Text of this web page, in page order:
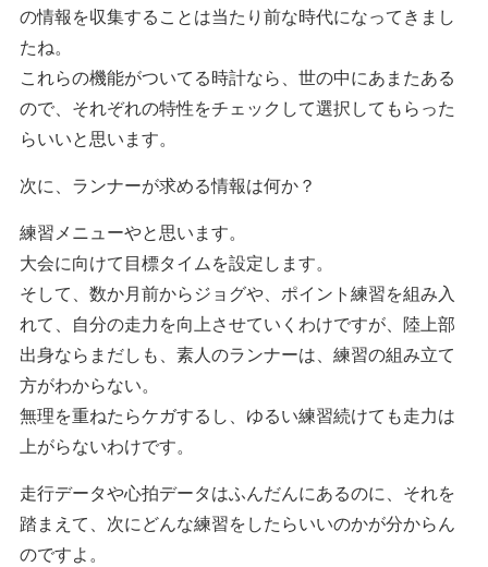
の情報を収集することは当たり前な時代になってきまし
たね。
これらの機能がついてる時計なら、世の中にあまたある
ので、それぞれの特性をチェックして選択してもらった
らいいと思います。
次に、ランナーが求める情報は何か？
練習メニューやと思います。
大会に向けて目標タイムを設定します。
そして、数か月前からジョグや、ポイント練習を組み入
れて、自分の走力を向上させていくわけですが、陸上部
出身ならまだしも、素人のランナーは、練習の組み立て
方がわからない。
無理を重ねたらケガするし、ゆるい練習続けても走力は
上がらないわけです。
走行データや心拍データはふんだんにあるのに、それを
踏まえて、次にどんな練習をしたらいいのかが分からん
のですよ。